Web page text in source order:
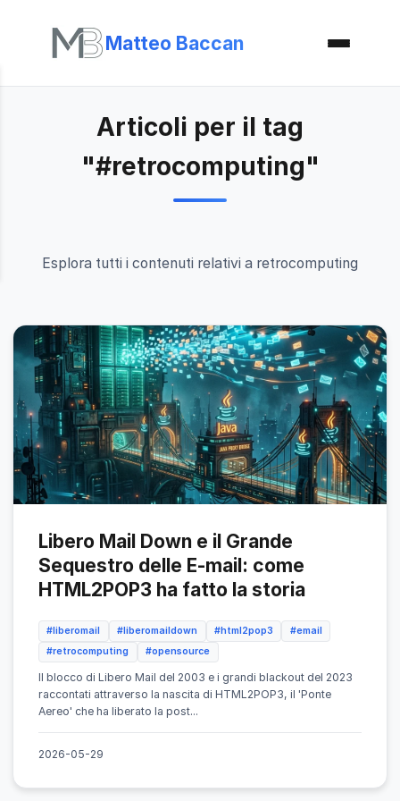
Matteo Baccan
Articoli per il tag
"#retrocomputing"
Esplora tutti i contenuti relativi a retrocomputing
Libero Mail Down e il Grande
Sequestro delle E-mail: come
HTML2POP3 ha fatto la storia
#liberomail #liberomaildown #html2pop3
#email
#retrocomputing
#opensource
Il blocco di Libero Mail del 2003 e i grandi blackout del 2023
raccontati attraverso la nascita di HTML2POP3, il 'Ponte
Aereo' che ha liberato la post...
2026-05-29